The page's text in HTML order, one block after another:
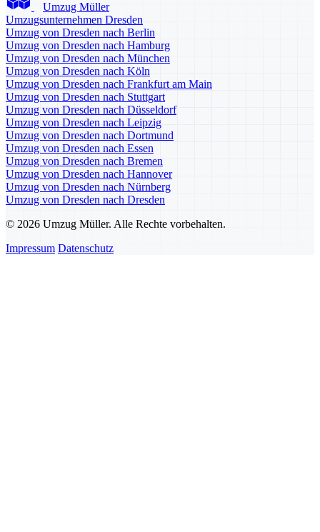
Umzug Müller
Umzugsunternehmen Dresden
Umzug von Dresden nach Berlin
Umzug von Dresden nach Hamburg
Umzug von Dresden nach München
Umzug von Dresden nach Köln
Umzug von Dresden nach Frankfurt am Main
Umzug von Dresden nach Stuttgart
Umzug von Dresden nach Düsseldorf
Umzug von Dresden nach Leipzig
Umzug von Dresden nach Dortmund
Umzug von Dresden nach Essen
Umzug von Dresden nach Bremen
Umzug von Dresden nach Hannover
Umzug von Dresden nach Nürnberg
Umzug von Dresden nach Dresden
© 2026 Umzug Müller. Alle Rechte vorbehalten.
Impressum Datenschutz